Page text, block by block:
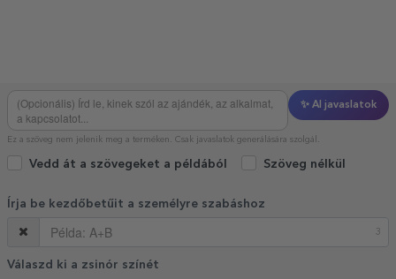
✨ AI javaslatok
Ez a szöveg nem jelenik meg a terméken. Csak javaslatok generálására szolgál.
Vedd át a szövegeket a példából Szöveg nélkül
Írja be kezdőbetűit a személyre szabáshoz
3
Válaszd ki a zsinór színét